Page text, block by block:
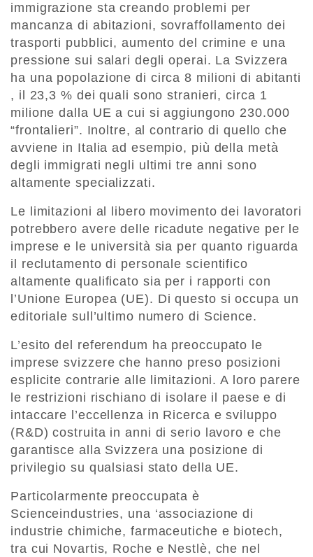
immigrazione sta creando problemi per
mancanza di abitazioni, sovraffollamento dei
trasporti pubblici, aumento del crimine e una
pressione sui salari degli operai. La Svizzera
ha una popolazione di circa 8 milioni di abitanti
, il 23,3 % dei quali sono stranieri, circa 1
milione dalla UE a cui si aggiungono 230.000
“frontalieri”. Inoltre, al contrario di quello che
avviene in Italia ad esempio, più della metà
degli immigrati negli ultimi tre anni sono
altamente specializzati.
Le limitazioni al libero movimento dei lavoratori
potrebbero avere delle ricadute negative per le
imprese e le università sia per quanto riguarda
il reclutamento di personale scientifico
altamente qualificato sia per i rapporti con
l’Unione Europea (UE). Di questo si occupa un
editoriale sull’ultimo numero di Science.
L’esito del referendum ha preoccupato le
imprese svizzere che hanno preso posizioni
esplicite contrarie alle limitazioni. A loro parere
le restrizioni rischiano di isolare il paese e di
intaccare l’eccellenza in Ricerca e sviluppo
(R&D) costruita in anni di serio lavoro e che
garantisce alla Svizzera una posizione di
privilegio su qualsiasi stato della UE.
Particolarmente preoccupata è
Scienceindustries, una ‘associazione di
industrie chimiche, farmaceutiche e biotech,
tra cui Novartis, Roche e Nestlè, che nel